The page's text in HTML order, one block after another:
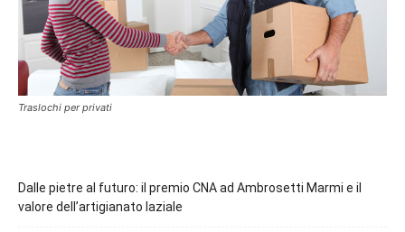
Traslochi per privati
Dalle pietre al futuro: il premio CNA ad Ambrosetti Marmi e il
valore dell’artigianato laziale